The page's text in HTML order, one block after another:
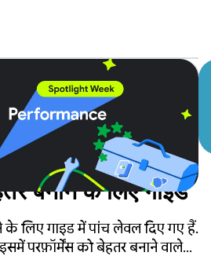
बनाने के लिए गाइड
के लिए गाइड में पांच लेवल दिए गए हैं.
परफ़ॉर्मेंस को बेहतर बनाने वाले
है जिन्हें आसानी से इस्तेमाल किया